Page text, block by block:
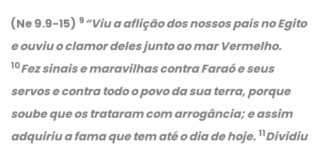
(Ne 9.9-15) 9“Viu a aflição dos nossos pais no Egito
e ouviu o clamor deles junto ao mar Vermelho.
10Fez sinais e maravilhas contra Faraó e seus
servos e contra todo o povo da sua terra, porque
soube que os trataram com arrogância; e assim
adquiriu a fama que tem até o dia de hoje.11Dividiu